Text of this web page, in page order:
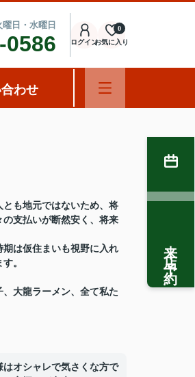
日・水曜日
0586 ログインお気に入り
0
わせ
も地元ではないため、将
支払いが断然安く、将来
は仮住まいも視野に入れ
。
大龍ラーメン、全て私た
オシャレで気さくな方で
来店予約